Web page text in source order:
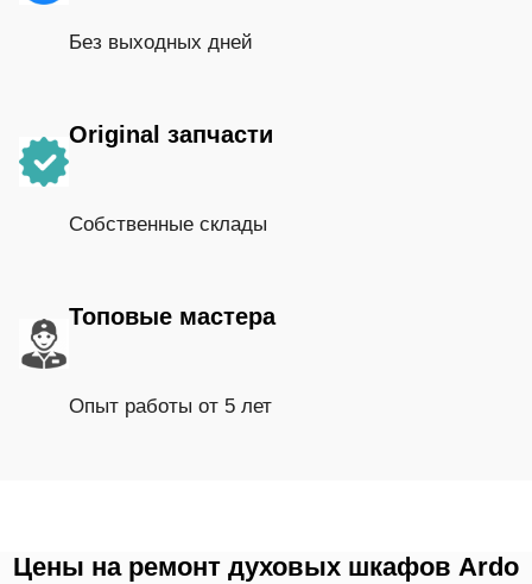
Без выходных дней
Original запчасти
Собственные склады
Топовые мастера
Опыт работы от 5 лет
Цены на ремонт духовых шкафов Ardo